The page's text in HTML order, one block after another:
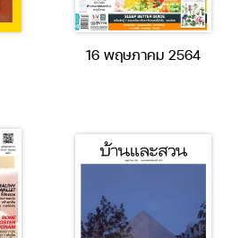
16 พฤษภาคม 2564